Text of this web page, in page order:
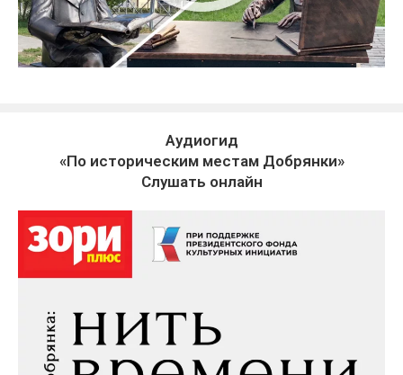
Аудиогид
«По историческим местам Добрянки»
Слушать онлайн